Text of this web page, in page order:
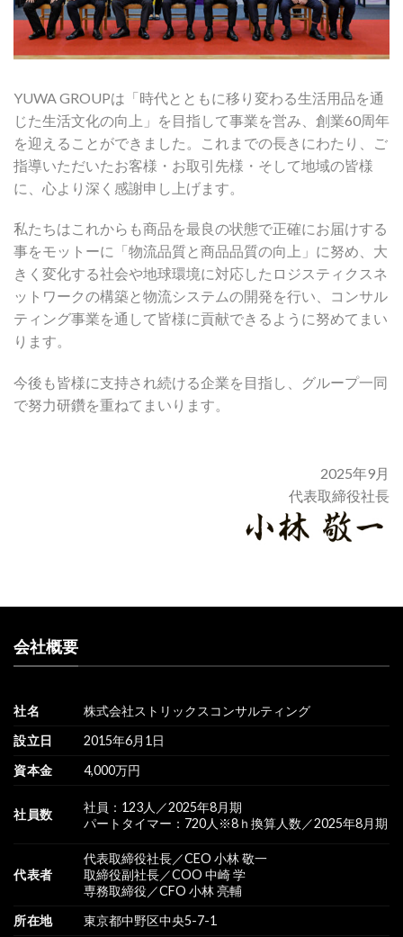
YUWA GROUPは「時代とともに移り変わる生活用品を通
じた生活文化の向上」を目指して事業を営み、創業60周年
を迎えることができました。これまでの長きにわたり、ご
指導いただいたお客様・お取引先様・そして地域の皆様
に、心より深く感謝申し上げます。
私たちはこれからも商品を最良の状態で正確にお届けする
事をモットーに「物流品質と商品品質の向上」に努め、大
きく変化する社会や地球環境に対応したロジスティクスネ
ットワークの構築と物流システムの開発を行い、コンサル
ティング事業を通して皆様に貢献できるように努めてまい
ります。
今後も皆様に支持され続ける企業を目指し、グループ一同
で努力研鑽を重ねてまいります。
2025年9月
代表取締役社長
会社概要
社名
株式会社ストリックスコンサルティング
設立日
2015年6月1日
資本金
4,000万円
社員数
社員：123人／2025年8月期
パートタイマー：720人※8ｈ換算人数／2025年8月期
代表者
代表取締役社長／CEO 小林 敬一
取締役副社長／COO 中崎 学
専務取締役／CFO 小林 亮輔
所在地
東京都中野区中央5-7-1